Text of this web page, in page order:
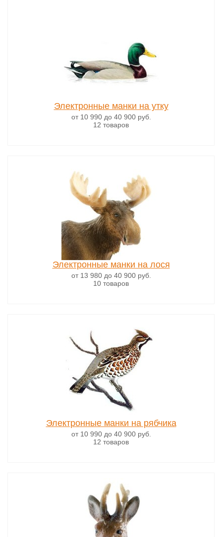
Электронные манки на утку
от 10 990до 40 900руб.
12 товаров
Электронные манки на лося
от 13 980до 40 900руб.
10 товаров
Электронные манки на рябчика
от 10 990до 40 900руб.
12 товаров